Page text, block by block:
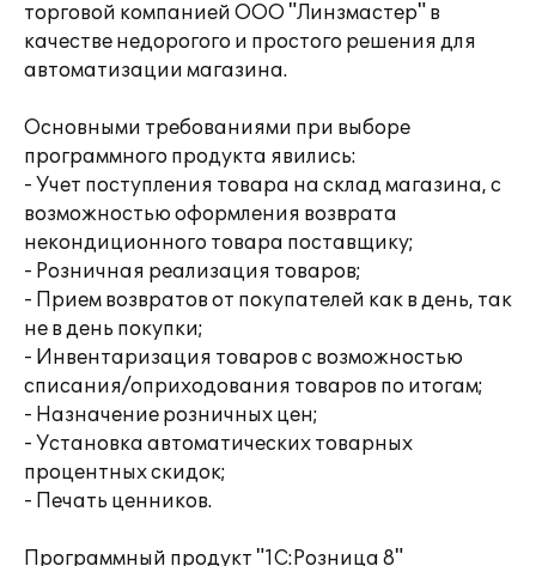
торговой компанией ООО "Линзмастер" в
качестве недорогого и простого решения для
автоматизации магазина.
Основными требованиями при выборе
программного продукта явились:
- Учет поступления товара на склад магазина, с
возможностью оформления возврата
некондиционного товара поставщику;
- Розничная реализация товаров;
- Прием возвратов от покупателей как в день, так
не в день покупки;
- Инвентаризация товаров с возможностью
списания/оприходования товаров по итогам;
- Назначение розничных цен;
- Установка автоматических товарных
процентных скидок;
- Печать ценников.
Программный продукт "1С:Розница 8"